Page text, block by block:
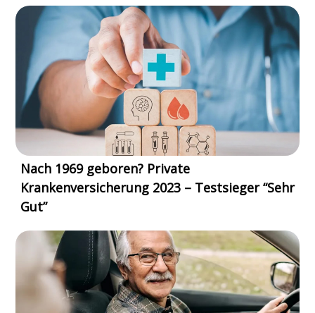
Nach 1969 geboren? Private
Krankenversicherung 2023 – Testsieger “Sehr
Gut”